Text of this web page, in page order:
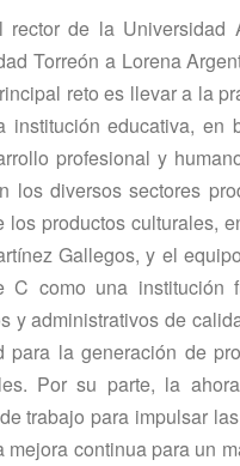
rector de la
Torreón a Lorena
reto es llevar a la
educativa,
profesional y
diversos sectores
productos culturales,
Gallegos, y el
como una institución
administrativos de
la generación de
Por su parte, la
trabajo para impulsar
continua para un